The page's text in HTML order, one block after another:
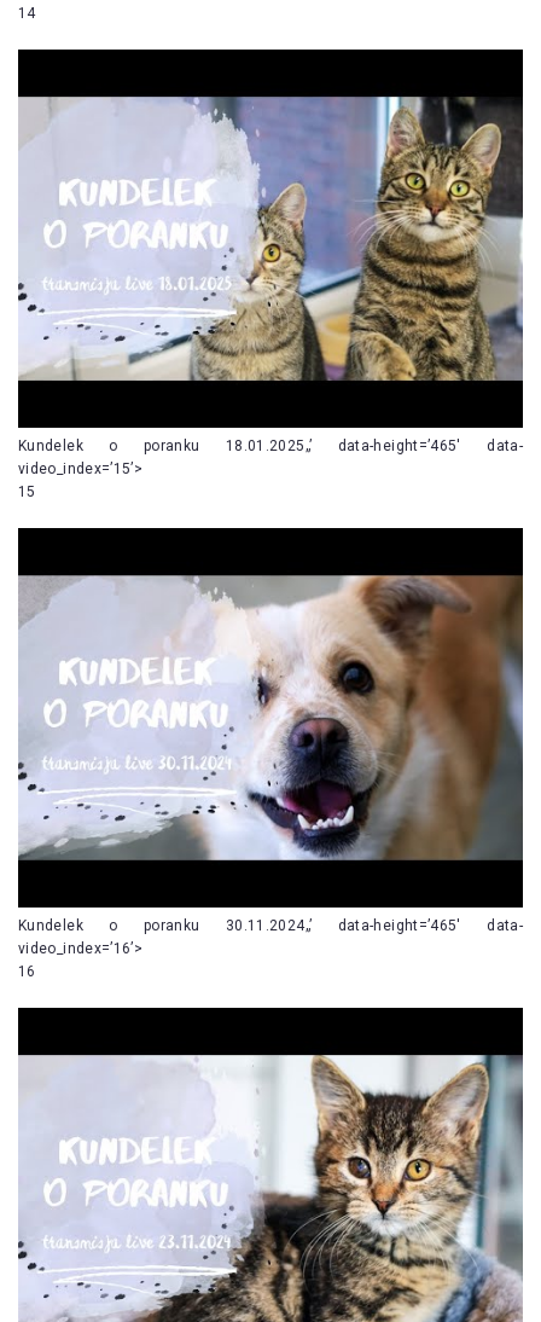
14
Kundelek o poranku 18.01.2025„’ data-height=’465′ data-
video_index=’15’>
15
Kundelek o poranku 30.11.2024„’ data-height=’465′ data-
video_index=’16’>
16